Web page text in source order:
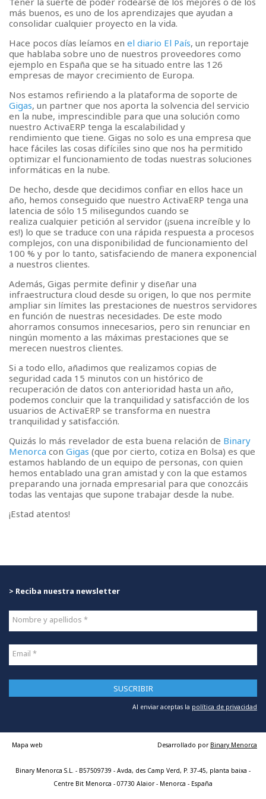
> Politica de privacidad
> Política de cookies
más buenos, es uno de los aprendizajes que ayudan a
consolidar cualquier proyecto en la vida.
Hace pocos días leíamos en el diario El País, un reportaje
que hablaba sobre uno de nuestros proveedores como
ejemplo en España que se ha situado entre las 126
empresas de mayor crecimiento de Europa.
Nos estamos refiriendo a la plataforma de soporte de
Gigas, un partner que nos aporta la solvencia del servicio
en la nube, imprescindible para que una solución como
nuestro ActivaERP tenga la escalabilidad y
rendimiento que tiene. Gigas no solo es una empresa que
hace fáciles las cosas difíciles sino que nos ha permitido
optimizar el funcionamiento de todas nuestras soluciones
informáticas en la nube.
De hecho, desde que decidimos confiar en ellos hace un
año, hemos conseguido que nuestro ActivaERP tenga una
latencia de sólo 15 milisegundos cuando se
realiza cualquier petición al servidor (¡suena increíble y lo
es!) lo que se traduce con una rápida respuesta a procesos
complejos, con una disponibilidad de funcionamiento del
100 % y por lo tanto, satisfaciendo de manera exponencial
a nuestros clientes.
Además, Gigas permite definir y diseñar una
infraestructura cloud desde su origen, lo que nos permite
ampliar sin límites las prestaciones de nuestros servidores
en función de nuestras necesidades. De este modo
ahorramos consumos innecesarios, pero sin renunciar en
ningún momento a las máximas prestaciones que se
merecen nuestros clientes.
Si a todo ello, añadimos que realizamos copias de
seguridad cada 15 minutos con un histórico de
recuperación de datos con anterioridad hasta un año,
podemos concluir que la tranquilidad y satisfacción de los
usuarios de ActivaERP se transforma en nuestra
tranquilidad y satisfacción.
Quizás lo más revelador de esta buena relación de Binary
Menorca con Gigas (que por cierto, cotiza en Bolsa) es que
estamos hablando de un equipo de personas, con quien
hemos entablado una gran amistad y con la que estamos
preparando una jornada empresarial para que conozcáis
todas las ventajas que supone trabajar desde la nube.
¡Estad atentos!
> Reciba nuestra newsletter
Nombre y apellidos *
Email *
SUSCRIBIR
Al enviar aceptas la política de privacidad
Mapa web Desarrollado por Binary Menorca
Binary Menorca S.L. - B57509739 - Avda, des Camp Verd, P. 37-45, planta baixa -
Centre Bit Menorca - 07730 Alaior - Menorca - España